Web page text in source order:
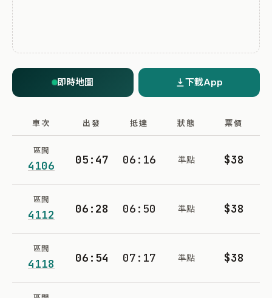
即時地圖 下載App
車次 出發 抵達 狀態 票價
區間
4106 05:47 06:16 準點 $38
區間
4112 06:28 06:50 準點 $38
區間
4118 06:54 07:17 準點 $38